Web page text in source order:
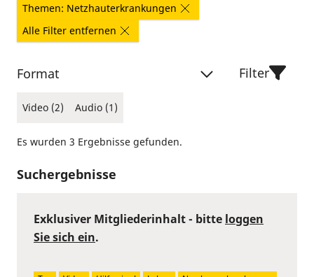
Themen: Netzhauterkrankungen
Alle Filter entfernen
Format
Video (2) Audio (1)
Filter
Es wurden 3 Ergebnisse gefunden.
Suchergebnisse
Exklusiver Mitgliederinhalt - bitte loggen
Sie sich ein.